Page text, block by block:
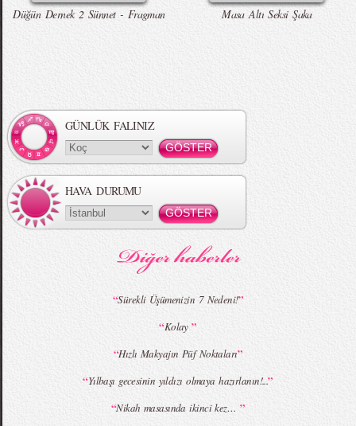
MBFWI - Gülçin Çengel 2015 Yaz
MBFWI - Zeynep Erdoğan 2015 Yaz
MBFWI - Giray Sepin 2015 Yaz Koleksiyonu MBFWI - Burçe Bekrek 2015 Yaz Koleksiyonu
Düğün Dernek 2 Sünnet - Fragman Masa Altı Seksi Şaka
GÜNLÜK FALINIZ
HAVA DURUMU
“Sürekli Üşümenizin 7 Nedeni!”
“Kolay”
“Hızlı Makyajın Püf Noktaları”
“Yılbaşı gecesinin yıldızı olmaya hazırlanın!...”
“Nikah masasında ikinci kez… ”